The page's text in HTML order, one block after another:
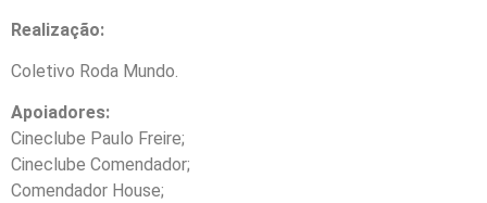
Realização:
Coletivo Roda Mundo.
Apoiadores:
Cineclube Paulo Freire;
Cineclube Comendador;
Comendador House;